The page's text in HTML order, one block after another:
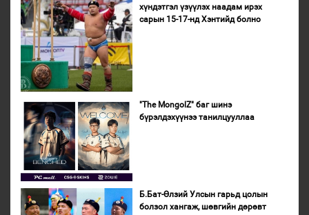
хүндэтгэл үзүүлэх наадам ирэх
сарын 15-17-нд Хэнтийд болно
"The MongolZ" баг шинэ
бүрэлдэхүүнээ танилцууллаа
Б.Бат-Өлзий Улсын гарьд цолын
болзол хангаж, шөвгийн дөрөвт